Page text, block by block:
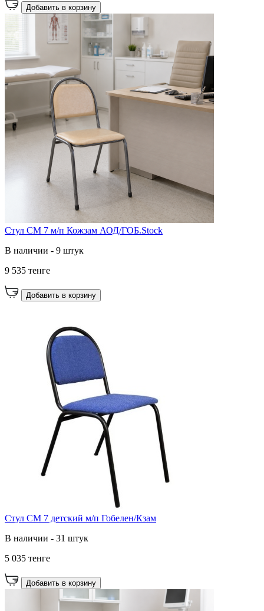
Добавить в корзину
Стул СМ 7 м/п Кожзам АОД/ГОБ.Stock
В наличии - 9 штук
9 535 тенге
Добавить в корзину
Стул СМ 7 детский м/п Гобелен/Кзам
В наличии - 31 штук
5 035 тенге
Добавить в корзину